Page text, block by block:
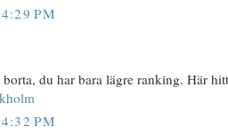
PM
du har bara lägre ranking. Här
PM